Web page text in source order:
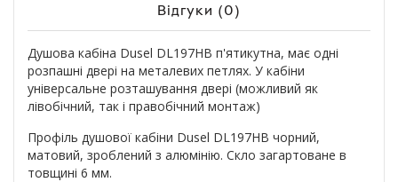
Відгуки (0)
Душова кабіна Dusel DL197HB п'ятикутна, має одні
розпашні двері на металевих петлях. У кабіни
універсальне розташування двері (можливий як
лівобічний, так і правобічний монтаж)
Профіль душової кабіни Dusel DL197HB чорний,
матовий, зроблений з алюмінію. Скло загартоване в
товщині 6 мм.